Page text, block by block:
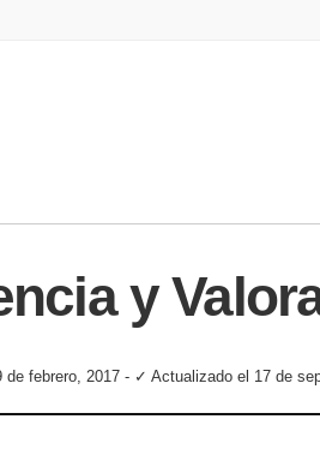
y
de febrero, 2017 - ✓ Actualizado el 17 de